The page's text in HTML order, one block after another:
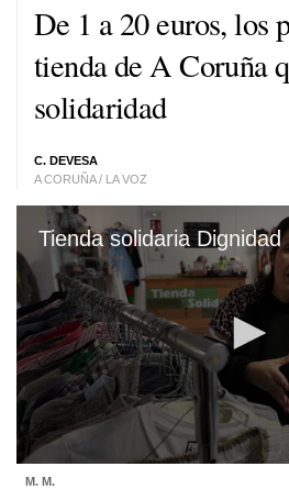
De 1 a 20 euros, los
tienda de A Coruña
solidaridad
C. DEVESA
A CORUÑA / LA VOZ
Tienda solidaria Dignidad
seconds
M. M.